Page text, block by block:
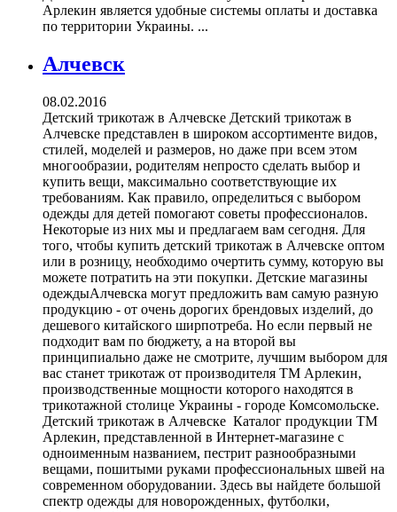
Арлекин является удобные системы оплаты и доставка
по территории Украины. ...
Алчевск
08.02.2016
Детский трикотаж в Алчевске Детский трикотаж в
Алчевске представлен в широком ассортименте видов,
стилей, моделей и размеров, но даже при всем этом
многообразии, родителям непросто сделать выбор и
купить вещи, максимально соответствующие их
требованиям. Как правило, определиться с выбором
одежды для детей помогают советы профессионалов.
Некоторые из них мы и предлагаем вам сегодня. Для
того, чтобы купить детский трикотаж в Алчевске оптом
или в розницу, необходимо очертить сумму, которую вы
можете потратить на эти покупки. Детские магазины
одеждыАлчевска могут предложить вам самую разную
продукцию - от очень дорогих брендовых изделий, до
дешевого китайского ширпотреба. Но если первый не
подходит вам по бюджету, а на второй вы
принципиально даже не смотрите, лучшим выбором для
вас станет трикотаж от производителя ТМ Арлекин,
производственные мощности которого находятся в
трикотажной столице Украины - городе Комсомольске.
Детский трикотаж в Алчевске Каталог продукции ТМ
Арлекин, представленной в Интернет-магазине с
одноименным названием, пестрит разнообразными
вещами, пошитыми руками профессиональных швей на
современном оборудовании. Здесь вы найдете большой
спектр одежды для новорожденных, футболки,